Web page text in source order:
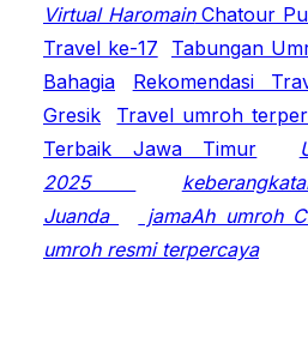
Virtual HaromainChatour
Travel ke-17
Tabungan
Bahagia
Rekomendasi
Gresik
Travel umroh
Terbaik Jawa Timur
2025
Juanda
jamaAh umroh
umroh resmi terpercaya